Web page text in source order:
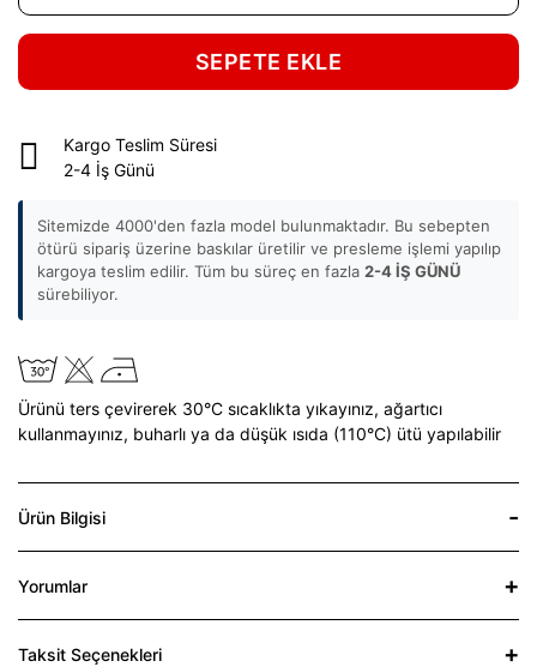
SEPETE EKLE
Kargo Teslim Süresi
2-4 İş Günü
Sitemizde 4000'den fazla model bulunmaktadır. Bu sebepten
ötürü sipariş üzerine baskılar üretilir ve presleme işlemi yapılıp
kargoya teslim edilir. Tüm bu süreç en fazla 2-4 İŞ GÜNÜ
sürebiliyor.
Ürünü ters çevirerek 30°C sıcaklıkta yıkayınız, ağartıcı
kullanmayınız, buharlı ya da düşük ısıda (110°C) ütü yapılabilir
Ürün Bilgisi
Yorumlar
Taksit Seçenekleri